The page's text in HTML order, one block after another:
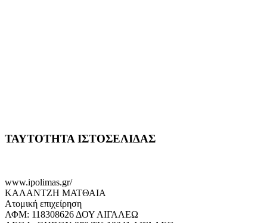
ΤΑΥΤΟΤΗΤΑ ΙΣΤΟΣΕΛΙΔΑΣ
www.ipolimas.gr/
ΚΑΛΑΝΤΖΗ ΜΑΤΘΑΙΑ
Ατομική επιχείρηση
ΑΦΜ: 118308626 ΔΟΥ ΑΙΓΑΛΕΩ